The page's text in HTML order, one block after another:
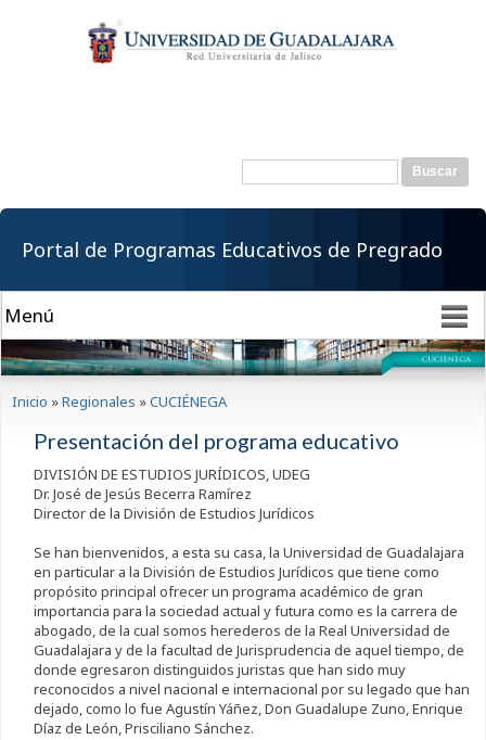
contenido
principal
Formulario de
Buscar
Portal de Programas Educativos de Pregrado
Se encuentra usted aquí
Inicio »Regionales »CUCIÉNEGA
Presentación del programa educativo
DIVISIÓN DE ESTUDIOS JURÍDICOS, UDEG
Dr. José de Jesús Becerra Ramírez
Director de la División de Estudios Jurídicos
Se han bienvenidos, a esta su casa, la Universidad de Guadalajara
en particular a la División de Estudios Jurídicos que tiene como
propósito principal ofrecer un programa académico de gran
importancia para la sociedad actual y futura como es la carrera de
abogado, de la cual somos herederos de la Real Universidad de
Guadalajara y de la facultad de Jurisprudencia de aquel tiempo, de
donde egresaron distinguidos juristas que han sido muy
reconocidos a nivel nacional e internacional por su legado que han
dejado, como lo fue Agustín Yáñez, Don Guadalupe Zuno, Enrique
Díaz de León, Prisciliano Sánchez.